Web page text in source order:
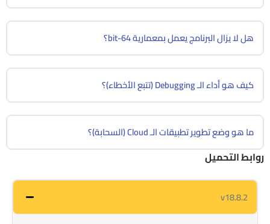
هل لا يزال البرنامج يعمل بمعمارية 64-bit؟
كيف هو أداء الـ Debugging (تتبع الأخطاء)؟
ما هو وضع تطوير تطبيقات الـ Cloud (السحابة)؟
روابط التحميل
v18.8.2